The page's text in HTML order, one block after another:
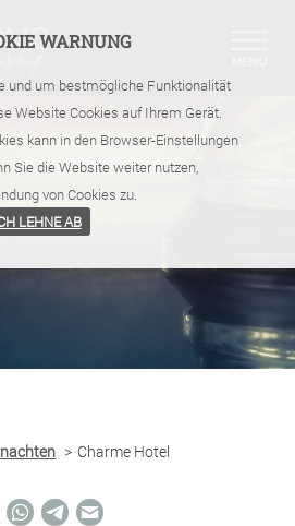
WARNUNG
und um bestmögliche Funktionalität
Website Cookies auf Ihrem Gerät.
kann in den Browser-Einstellungen
Sie die Website weiter nutzen,
von Cookies zu.
LEHNE AB
> Charme Hotel